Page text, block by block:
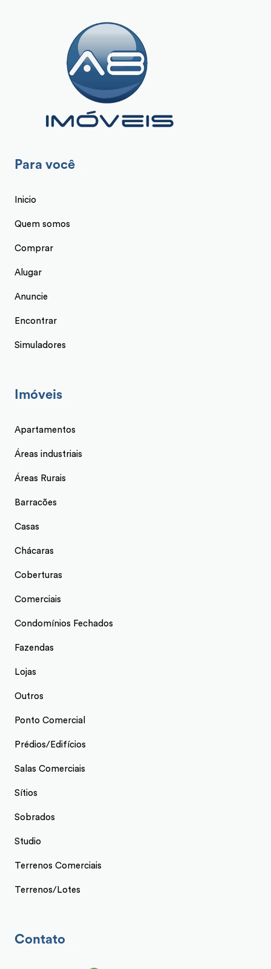
Para você
Inicio
Quem somos
Comprar
Alugar
Anuncie
Encontrar
Simuladores
Imóveis
Apartamentos
Áreas industriais
Áreas Rurais
Barracões
Casas
Chácaras
Coberturas
Comerciais
Condomínios Fechados
Fazendas
Lojas
Outros
Ponto Comercial
Prédios/Edifícios
Salas Comerciais
Sítios
Sobrados
Studio
Terrenos Comerciais
Terrenos/Lotes
Contato